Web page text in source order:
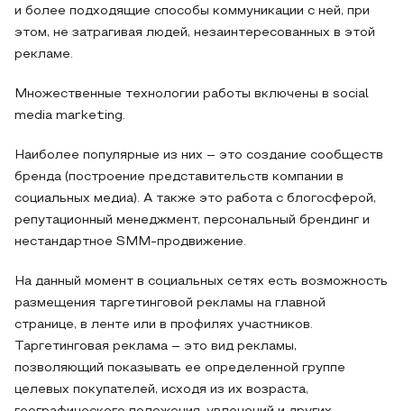
и более подходящие способы коммуникации с ней, при
этом, не затрагивая людей, незаинтересованных в этой
рекламе.
Множественные технологии работы включены в social
media marketing.
Наиболее популярные из них – это создание сообществ
бренда (построение представительств компании в
социальных медиа). А также это работа с блогосферой,
репутационный менеджмент, персональный брендинг и
нестандартное SMM-продвижение.
На данный момент в социальных сетях есть возможность
размещения таргетинговой рекламы на главной
странице, в ленте или в профилях участников.
Таргетинговая реклама – это вид рекламы,
позволяющий показывать ее определенной группе
целевых покупателей, исходя из их возраста,